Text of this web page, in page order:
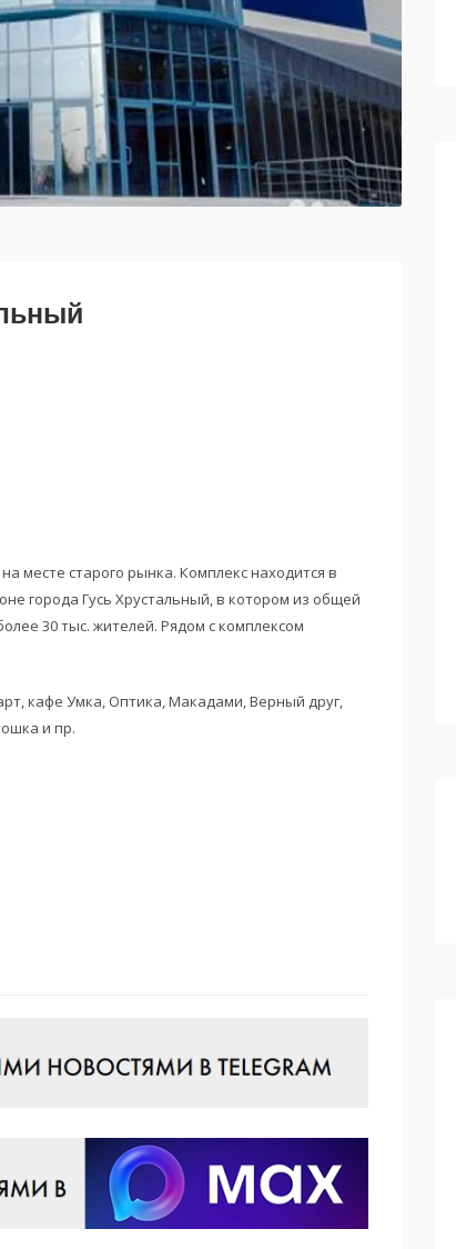
месте старого рынка. Комплекс находится в
города Гусь Хрустальный, в котором из общей
30 тыс. жителей. Рядом с комплексом
кафе Умка, Оптика, Макадами, Верный друг,
и пр.